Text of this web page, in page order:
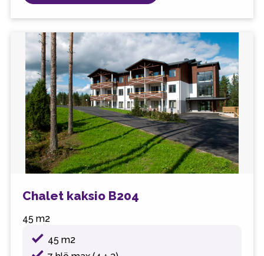
Chalet kaksio B204
45 m2
45 m2